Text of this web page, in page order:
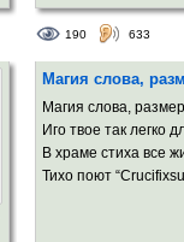
190 633
Магия слова,
Магия слова,
Иго твое так легко
В храме стиха все
Тихо поют